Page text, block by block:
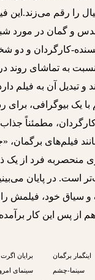
را رقم می‌زند.این
و گمان در مورد
کارگردان و
به تماشای روند
و تبدیل آن به فیلم
یک بیوگرافی، برای
کارگردان، مطمئناً
فیلم‌های برگمان،
منحصربه فرد از یک
است. در پایان
سیاق خود، فیلمش را
از پس این کار
اینگمار برگمان
برایان اگرت
سینما-چشم
سینمای